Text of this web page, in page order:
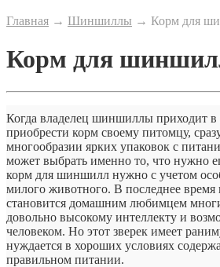
Главная → Шиншиллы → Корм для
Корм для
Когда владелец шиншиллы приходит в
приобрести корм своему питомцу,
многообразии ярких упаковок с
может выбрать именно то, что нужно
корм для шиншилл нужно с учетом
милого животного. В последнее время
становится домашним любимцем
довольно высокому интеллекту и
человеком. Но этот зверек имеет
нуждается в хороших условиях
правильном питании.